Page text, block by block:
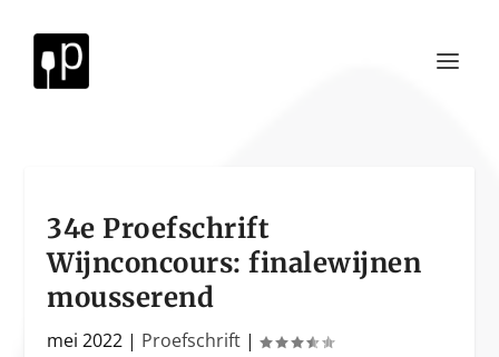
34e Proefschrift
Wijnconcours: finalewijnen
mousserend
mei 2022 | Proefschrift |